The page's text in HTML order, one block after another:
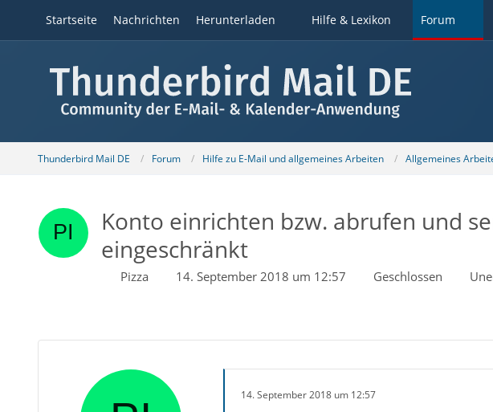
Startseite Nachrichten Herunterladen Hilfe & Lexikon Forum
Thunderbird Mail DE Forum Hilfe zu E-Mail und allgemeines Arbeiten Allgemeines
Konto einrichten bzw. abrufen und
eingeschränkt
Pizza 14. September 2018 um 12:57 Geschlossen
14. September 2018 um 12:57